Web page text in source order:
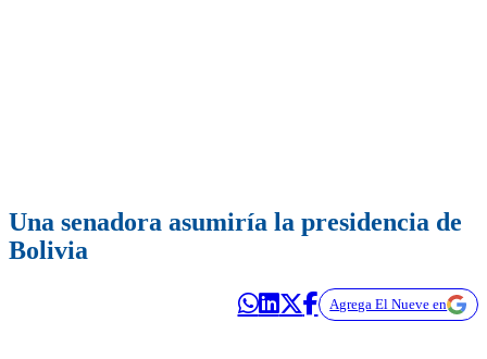
Una senadora asumiría la presidencia de
Bolivia
Agrega El Nueve en